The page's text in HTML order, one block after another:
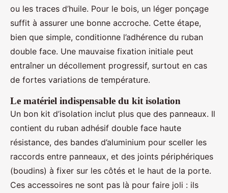
ou les traces d’huile. Pour le bois, un léger ponçage
suffit à assurer une bonne accroche. Cette étape,
bien que simple, conditionne l’adhérence du ruban
double face. Une mauvaise fixation initiale peut
entraîner un décollement progressif, surtout en cas
de fortes variations de température.
Le matériel indispensable du kit isolation
Un bon kit d’isolation inclut plus que des panneaux. Il
contient du ruban adhésif double face haute
résistance, des bandes d’aluminium pour sceller les
raccords entre panneaux, et des joints périphériques
(boudins) à fixer sur les côtés et le haut de la porte.
Ces accessoires ne sont pas là pour faire joli : ils